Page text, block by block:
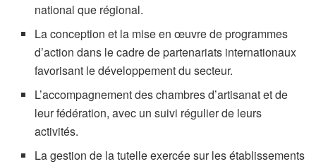
national que régional.
La conception et la mise en œuvre de programmes
d’action dans le cadre de partenariats internationaux
favorisant le développement du secteur.
L’accompagnement des chambres d’artisanat et de
leur fédération, avec un suivi régulier de leurs
activités.
La gestion de la tutelle exercée sur les établissements